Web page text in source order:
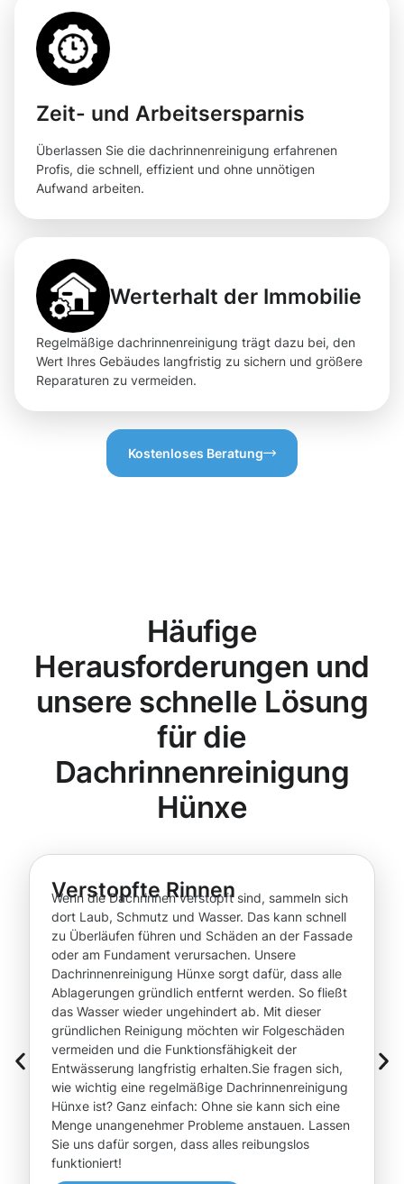
Zeit- und Arbeitsersparnis
Überlassen Sie die dachrinnenreinigung erfahrenen
Profis, die schnell, effizient und ohne unnötigen
Aufwand arbeiten.
Werterhalt der Immobilie
Regelmäßige dachrinnenreinigung trägt dazu bei, den
Wert Ihres Gebäudes langfristig zu sichern und größere
Reparaturen zu vermeiden.
Kostenloses Beratung
Häufige
Herausforderungen und
unsere schnelle Lösung
für die
Dachrinnenreinigung
Hünxe
Verstopfte Rinnen
Wenn die Dachrinnen verstopft sind, sammeln sich
dort Laub, Schmutz und Wasser. Das kann schnell
zu Überläufen führen und Schäden an der Fassade
oder am Fundament verursachen. Unsere
Dachrinnenreinigung Hünxe sorgt dafür, dass alle
Ablagerungen gründlich entfernt werden. So fließt
das Wasser wieder ungehindert ab. Mit dieser
gründlichen Reinigung möchten wir Folgeschäden
vermeiden und die Funktionsfähigkeit der
Entwässerung langfristig erhalten.Sie fragen sich,
wie wichtig eine regelmäßige Dachrinnenreinigung
Hünxe ist? Ganz einfach: Ohne sie kann sich eine
Menge unangenehmer Probleme anstauen. Lassen
Sie uns dafür sorgen, dass alles reibungslos
funktioniert!